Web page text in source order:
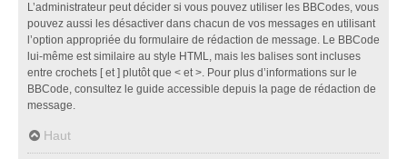
L’administrateur peut décider si vous pouvez utiliser les BBCodes, vous
pouvez aussi les désactiver dans chacun de vos messages en utilisant
l’option appropriée du formulaire de rédaction de message. Le BBCode
lui-même est similaire au style HTML, mais les balises sont incluses
entre crochets [ et ] plutôt que < et >. Pour plus d’informations sur le
BBCode, consultez le guide accessible depuis la page de rédaction de
message.
Haut